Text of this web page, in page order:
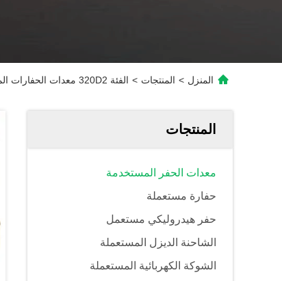
المنزل > المنتجات > الفئة 320D2 معدات الحفارات المستعملة
المنتجات
معدات الحفر المستخدمة
حفارة مستعملة
حفر هيدروليكي مستعمل
الشاحنة الديزل المستعملة
الشوكة الكهربائية المستعملة